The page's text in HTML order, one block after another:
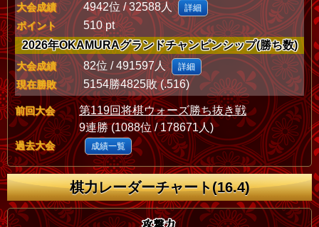
大会成績 4942位 / 32588人 詳細
ポイント
510 pt
2026年OKAMURAグランドチャンピンシップ(勝ち数)
大会成績 82位 / 491597人 詳細
現在勝敗 5154勝4825敗 (.516)
前回大会
第119回将棋ウォーズ勝ち抜き戦
9連勝 (1088位 / 178671人)
過去大会 成績一覧
棋力レーダーチャート(16.4)